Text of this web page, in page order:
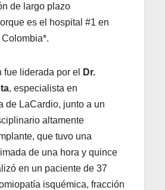
de largo plazo
es el hospital #1 en
fue liderada por el
Dr.
, especialista en
de LaCardio, junto a un
altamente
que tuvo una
de una hora y quince
en un paciente de 37
isquémica, fracción